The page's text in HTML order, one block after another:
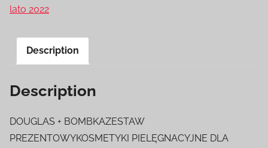
lato 2022
Description
Description
DOUGLAS + BOMBKAZESTAW
PREZENTOWYKOSMETYKI PIELĘGNACYJNE DLA